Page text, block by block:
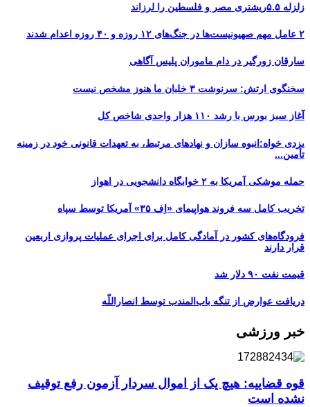
زلزله ۵.۵ریشتری مصر و فلسطین را لرزاند
۲ عامل مهم صهیونیست‌ها در جنگ‌های ۱۲ روزه و ۴۰ روزه اعدام شدند
سارقان زورگیر در دام ماموران پلیس آگاهی
سخنگوی ارتش: سرنوشت ۳ خلبان ما هنوز مشخص نیست
آغاز سبز بورس با رشد ۱۱۰ هزار واحدی شاخص کل
یزدی خواه:انبوه سازان و نهادهای مرتبط، به تعهدات قانونی خود در زمینه
تأمین...
حمله موشکی آمریکا به ۲ خوابگاه دانشجویی در اهواز
تخریب کامل سه فروند هواپیمای «اِف ۳۵» آمریکا توسط سپاه
فرودگاه‌های کشور در آمادگی کامل برای اجرای عملیات پروازی اربعین
قرار دارند
قیمت نفت ۹۰ دلار شد
دریافت عوارض از تنگه باب‌المندب توسط انصاراللّه
خبر ورزشی
قوه قضاییه: هیچ یک از اموال سردار آزمون رفع توقیف
نشده است